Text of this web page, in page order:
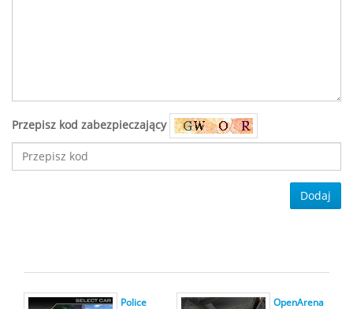
Przepisz kod zabezpieczający
Dodaj
Police
OpenArena